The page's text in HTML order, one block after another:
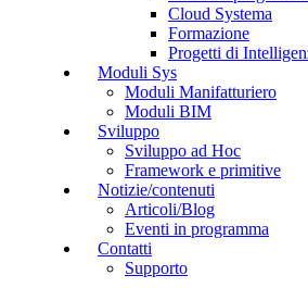
Cloud Systema
Formazione
Progetti di
Moduli Sys
Moduli Manifatturiero
Moduli BIM
Sviluppo
Sviluppo ad Hoc
Framework e primitive
Notizie/contenuti
Articoli/Blog
Eventi in programma
Contatti
Supporto